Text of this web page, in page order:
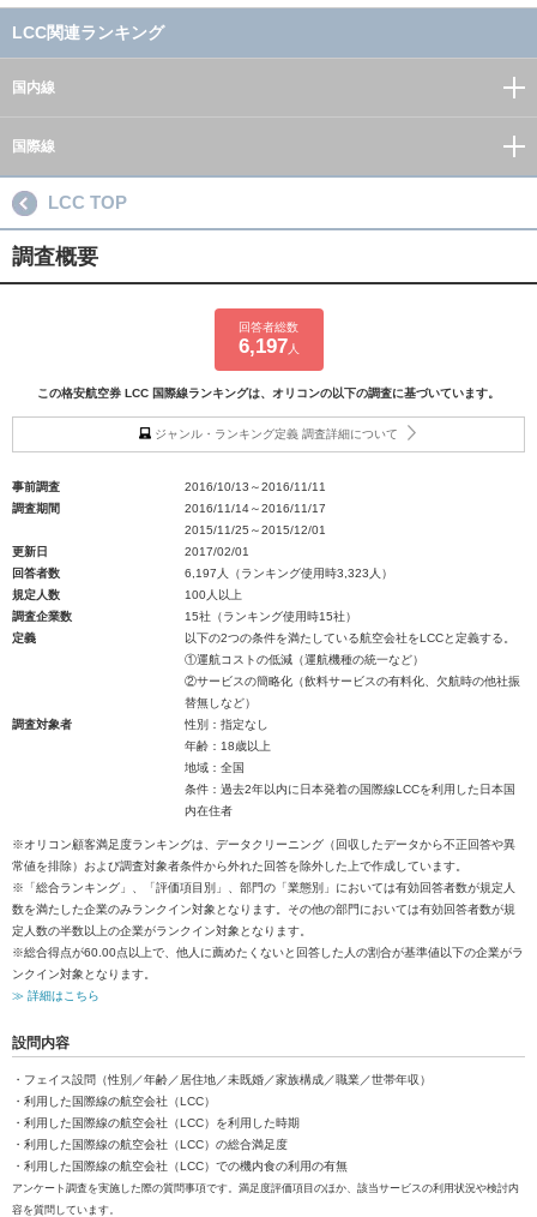
LCC関連ランキング
国内線
国際線
LCC TOP
調査概要
回答者総数
6,197 人
この格安航空券 LCC 国際線ランキングは、オリコンの以下の調査に基づいています。
ジャンル・ランキング定義 調査詳細について
事前調査
2016/10/13～2016/11/11
調査期間
2016/11/14～2016/11/17
2015/11/25～2015/12/01
更新日
2017/02/01
回答者数
6,197人（ランキング使用時3,323人）
規定人数
100人以上
調査企業数
15社（ランキング使用時15社）
定義
以下の2つの条件を満たしている航空会社をLCCと定義する。
①運航コストの低減（運航機種の統一など）
②サービスの簡略化（飲料サービスの有料化、欠航時の他社振
替無しなど）
調査対象者
性別：指定なし
年齢：18歳以上
地域：全国
条件：過去2年以内に日本発着の国際線LCCを利用した日本国
内在住者
※オリコン顧客満足度ランキングは、データクリーニング（回収したデータから不正回答や異
常値を排除）および調査対象者条件から外れた回答を除外した上で作成しています。
※「総合ランキング」、「評価項目別」、部門の「業態別」においては有効回答者数が規定人
数を満たした企業のみランクイン対象となります。その他の部門においては有効回答者数が規
定人数の半数以上の企業がランクイン対象となります。
※総合得点が60.00点以上で、他人に薦めたくないと回答した人の割合が基準値以下の企業がラ
ンクイン対象となります。
≫ 詳細はこちら
設問内容
・フェイス設問（性別／年齢／居住地／未既婚／家族構成／職業／世帯年収）
・利用した国際線の航空会社（LCC）
・利用した国際線の航空会社（LCC）を利用した時期
・利用した国際線の航空会社（LCC）の総合満足度
・利用した国際線の航空会社（LCC）での機内食の利用の有無
アンケート調査を実施した際の質問事項です。満足度評価項目のほか、該当サービスの利用状況や検討内
容を質問しています。